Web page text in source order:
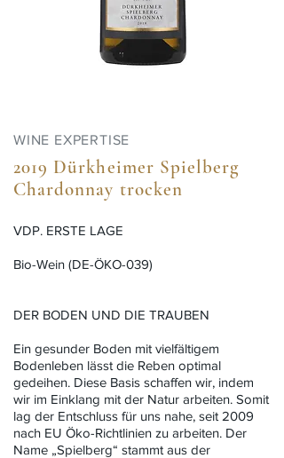
WINE EXPERTISE
2019 Dürkheimer Spielberg
Chardonnay trocken
VDP. ERSTE LAGE
​Bio-Wein (DE-ÖKO-039)
DER BODEN UND DIE TRAUBEN
Ein gesunder Boden mit vielfältigem
Bodenleben lässt die Reben optimal
gedeihen. Diese Basis schaffen wir, indem
wir im Einklang mit der Natur arbeiten. Somit
lag der Entschluss für uns nahe, seit 2009
nach EU Öko-Richtlinien zu arbeiten. Der
Name „Spielberg“ stammt aus der